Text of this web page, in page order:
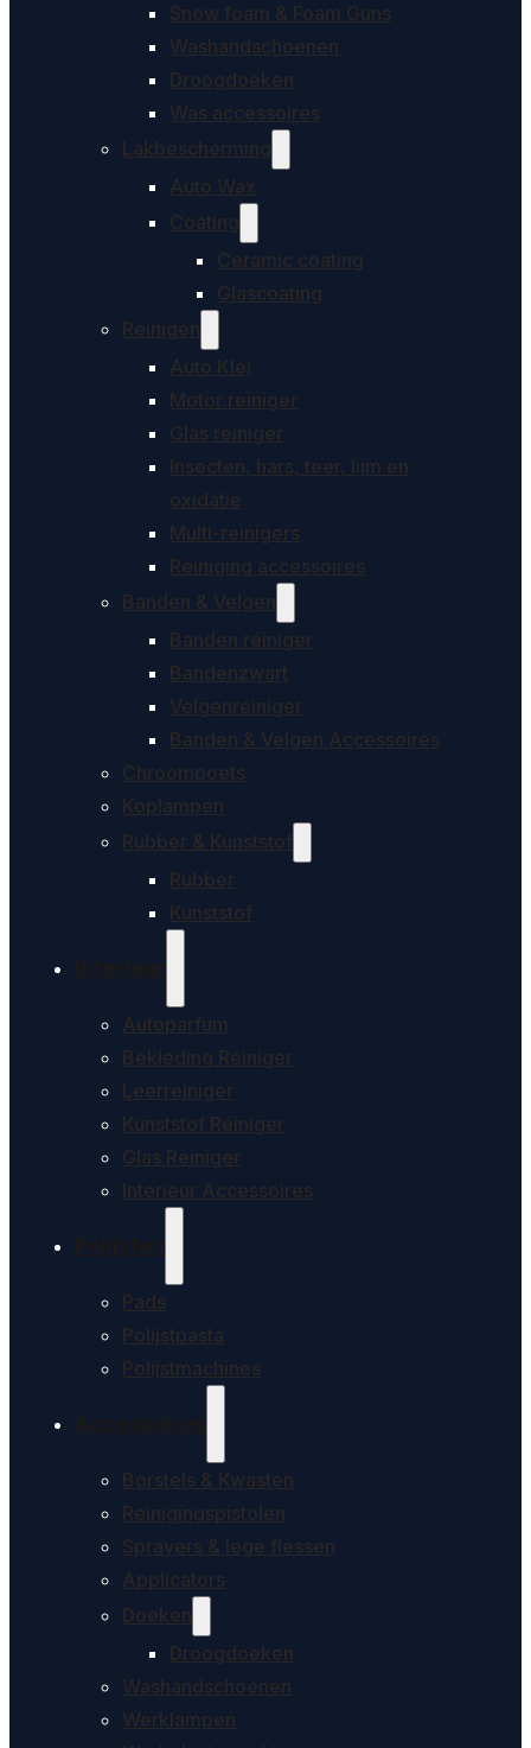
Snow foam & Foam Guns
Washandschoenen
Droogdoeken
Was accessoires
Lakbescherming
Auto Wax
Coating
Ceramic coating
Glascoating
Reinigen
Auto Klei
Motor reiniger
Glas reiniger
Insecten, hars, teer, lijm en
oxidatie
Multi-reinigers
Reiniging accessoires
Banden & Velgen
Banden reiniger
Bandenzwart
Velgenreiniger
Banden & Velgen Accessoires
Chroompoets
Koplampen
Rubber & Kunststof
Rubber
Kunststof
Autoparfum
Bekleding Reiniger
Leerreiniger
Kunststof Reiniger
Glas Reiniger
Interieur Accessoires
Pads
Polijstpasta
Polijstmachines
Borstels & Kwasten
Reinigingspistolen
Sprayers & lege flessen
Applicators
Doeken
Droogdoeken
Washandschoenen
Werklampen